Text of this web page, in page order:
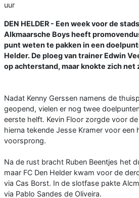
uur
DEN HELDER - Een week voor de
Alkmaarsche Boys heeft
punt weten te pakken in een
Helder. De ploeg van trainer Edwin
op achterstand, maar knokte zich net
Nadat Kenny Gerssen namens de
geopend, vielen er nog twee
eerste helft. Kevin Floor zorgde voor
hierna tekende Jesse Kramer voor een
voorsprong.
Na de rust bracht Ruben Beentjes het
maar FC Den Helder kwam voor de
via Cas Borst. In de slotfase pakte
via Pablo Sandes de Oliveira.